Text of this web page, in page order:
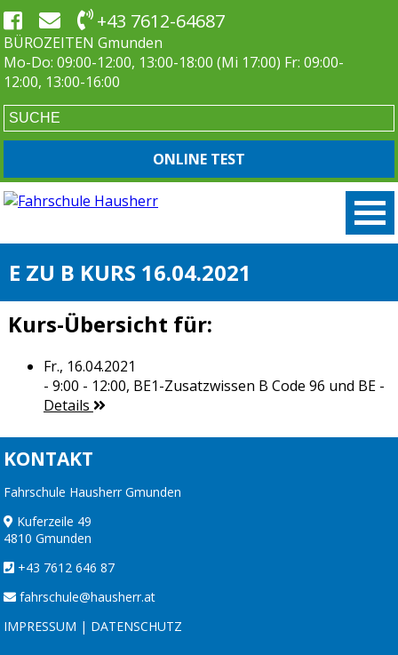
+43 7612-64687
BÜROZEITEN Gmunden
Mo-Do: 09:00-12:00, 13:00-18:00 (Mi 17:00) Fr: 09:00-
12:00, 13:00-16:00
ONLINE TEST
E ZU B KURS 16.04.2021
Kurs-Übersicht für:
Fr., 16.04.2021
- 9:00 - 12:00, BE1-Zusatzwissen B Code 96 und BE-
Details
KONTAKT
Fahrschule Hausherr Gmunden
Kuferzeile 49
4810 Gmunden
+43 7612 646 87
fahrschule@hausherr.at
IMPRESSUM | DATENSCHUTZ